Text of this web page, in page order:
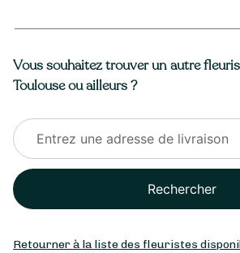
Vous souhaitez trouver un autre
Toulouse ou ailleurs ?
Rechercher
Retourner à la liste des fleuristes